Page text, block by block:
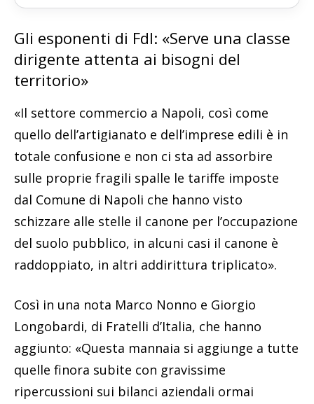
Gli esponenti di FdI: «Serve una classe
dirigente attenta ai bisogni del
territorio»
«Il settore commercio a Napoli, così come
quello dell’artigianato e dell’imprese edili è in
totale confusione e non ci sta ad assorbire
sulle proprie fragili spalle le tariffe imposte
dal Comune di Napoli che hanno visto
schizzare alle stelle il canone per l’occupazione
del suolo pubblico, in alcuni casi il canone è
raddoppiato, in altri addirittura triplicato».
Così in una nota Marco Nonno e Giorgio
Longobardi, di Fratelli d’Italia, che hanno
aggiunto: «Questa mannaia si aggiunge a tutte
quelle finora subite con gravissime
ripercussioni sui bilanci aziendali ormai